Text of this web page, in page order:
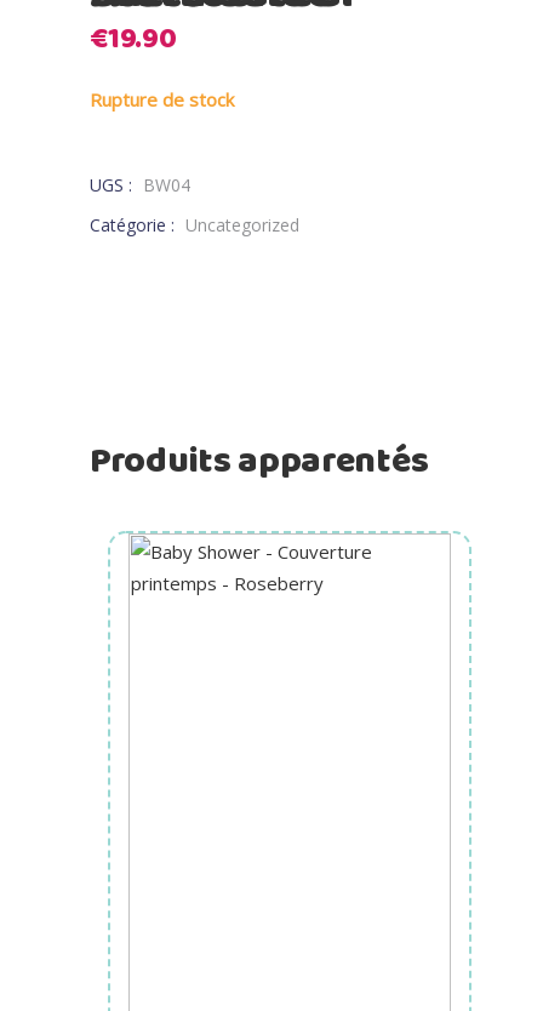
€19.90
Rupture de stock
UGS :
BW04
Catégorie : Uncategorized
Produits apparentés